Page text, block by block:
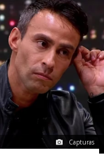
Capturas